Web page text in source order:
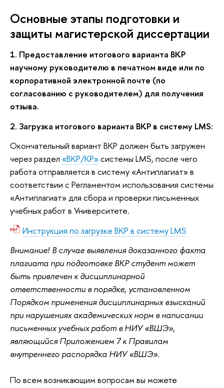
Основные этапы подготовки и
защиты магистерской диссертации
1. Предоставление итогового варианта ВКР
научному руководителю в печатном виде или по
корпоративной электронной почте (по
согласованию с руководителем) для получения
отзыва.
2. Загрузка итогового варианта ВКР в систему LMS:
Окончательный вариант ВКР должен быть загружен
через раздел «ВКР/КР»системы LMS, после чего
работа отправляется в систему «Антиплагиат» в
соответствии с Регламентом использования системы
«Антиплагиат» для сбора и проверки письменных
учебных работ в Университете.
Инструкция по загрузке ВКР в систему LMS
Внимание! В случае выявления доказанного факта
плагиата при подготовке ВКР студент может
быть привлечен к дисциплинарной
ответственности в порядке, установленном
Порядком применения дисциплинарных взысканий
при нарушениях академических норм в написании
письменных учебных работ в НИУ «ВШЭ»,
являющийся Приложением 7 к Правилам
внутреннего распорядка НИУ «ВШЭ».
По всем возникающим вопросам вы можете